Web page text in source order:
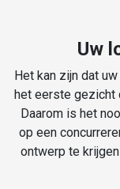
Uw
Het kan zijn dat
het eerste gezicht
Daarom is het
op een
ontwerp te